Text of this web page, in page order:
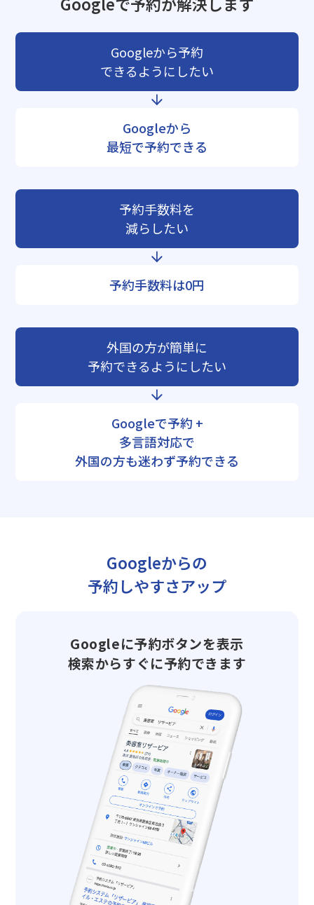
Googleから予約
できるようにしたい
Googleから
最短で予約できる
予約手数料を
減らしたい
予約手数料は0円
外国の方が簡単に
予約できるようにしたい
Googleで予約 +
多言語対応で
外国の方も迷わず予約できる
Googleからの
予約しやすさアップ
Googleに予約ボタンを表示
検索からすぐに予約できます